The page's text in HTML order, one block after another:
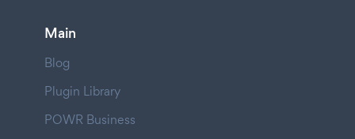
Main
Blog
Plugin Library
POWR Business